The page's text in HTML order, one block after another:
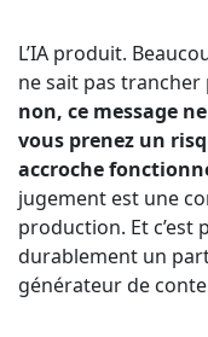
L’IA produit.
ne sait pas trancher
non, ce message
vous prenez un
accroche
jugement est une
production. Et c’est
durablement un
générateur de